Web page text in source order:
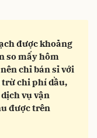
được khoảng
so mấy hôm
chỉ bán sỉ với
trừ chi phí dầu,
vụ vận
được trên